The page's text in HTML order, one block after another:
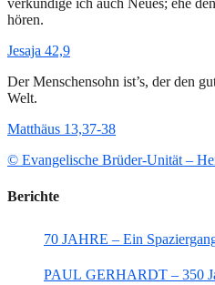
verkündige ich auch Neues; ehe
hören.
Jesaja 42,9
Der Menschensohn ist’s, der den
Welt.
Matthäus 13,37-38
© Evangelische Brüder-Unität –
Berichte
70 JAHRE – Ein
PAUL GERHARDT – 350